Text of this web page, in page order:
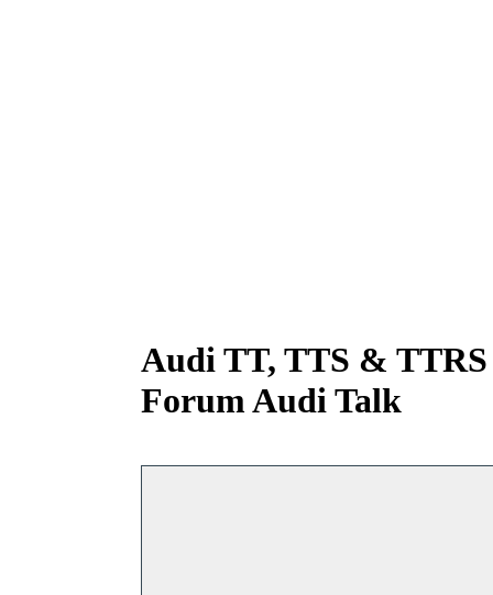
Audi TT, TTS &
Forum Audi Talk